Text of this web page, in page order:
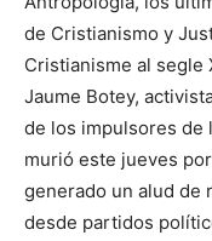
de Cristianismo y
Cristianisme al segle
Jaume Botey,
de los impulsores de
murió este jueves
generado un alud de
desde partidos